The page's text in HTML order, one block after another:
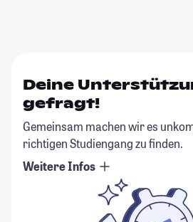
Deine
gefragt!
Gemeinsam machen wir es
richtigen Studiengang zu finden.
Weitere Infos